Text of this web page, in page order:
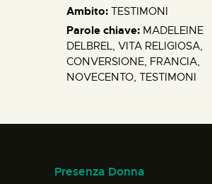
Ambito: TESTIMONI
Parole chiave: MADELEINE
DELBREL, VITA RELIGIOSA,
CONVERSIONE, FRANCIA,
NOVECENTO, TESTIMONI
Presenza Donna